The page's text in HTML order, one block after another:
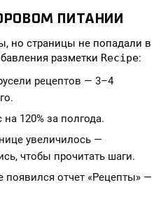
ПИТАНИИ
но страницы не попадали в
разметки Recipe:
рецептов — 3–4
120% за полгода.
увеличилось —
чтобы прочитать шаги.
появился отчет «Рецепты» —